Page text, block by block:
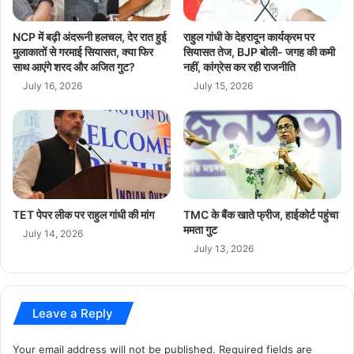
पर है कि संसद में इन मुद्दों को कैसे उठाया जाएगा।
Auto Drivers breaking news
Congress Delhi news
Employment Issue hindi news
Inflation Issue latest news
political news
politics Rahul Gandhi
Rahul Gandhi Meeting
नि
वे
श
से
ता
क
त
NCP में बढ़ी अंदरूनी हलचल, देर रात हुई
मुलाकातों से गरमाई सियासत, क्या फिर
साथ आएंगे शरद और अजित गुट?
July 16, 2026
राहुल गांधी के देहरादून कार्यक्रम पर
सियासत तेज, BJP बोली- जगह की कमी
नहीं, कांग्रेस कर रही राजनीति
July 15, 2026
TET पेपर लीक पर राहुल गांधी की मांग
July 14, 2026
TMC के बैंक खाते फ्रीज, हाईकोर्ट पहुंचा
ममता गुट
July 13, 2026
Leave a Reply
Your email address will not be published. Required fields are